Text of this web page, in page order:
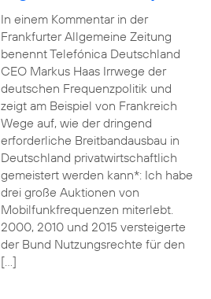
In einem Kommentar in der
Frankfurter Allgemeine Zeitung
benennt Telefónica Deutschland
CEO Markus Haas Irrwege der
deutschen Frequenzpolitik und
zeigt am Beispiel von Frankreich
Wege auf, wie der dringend
erforderliche Breitbandausbau in
Deutschland privatwirtschaftlich
gemeistert werden kann*: Ich habe
drei große Auktionen von
Mobilfunkfrequenzen miterlebt.
2000, 2010 und 2015 versteigerte
der Bund Nutzungsrechte für den
[…]